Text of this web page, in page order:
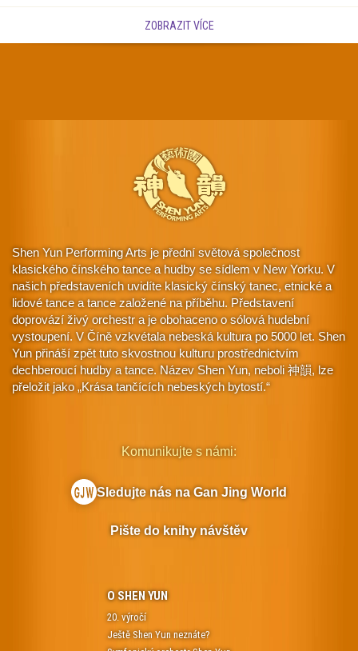
ZOBRAZIT VÍCE
Shen Yun Performing Arts je přední světová společnost
klasického čínského tance a hudby se sídlem v New Yorku. V
našich představeních uvidíte klasický čínský tanec, etnické a
lidové tance a tance založené na příběhu. Představení
doprovází živý orchestr a je obohaceno o sólová hudební
vystoupení. V Číně vzkvétala nebeská kultura po 5000 let. Shen
Yun přináší zpět tuto skvostnou kulturu prostřednictvím
dechberoucí hudby a tance. Název Shen Yun, neboli 神韻, lze
přeložit jako „Krása tančících nebeských bytostí.“
O SHEN YUN
20. výročí
Ještě Shen Yun neznáte?
Komunikujte s námi:
Sledujte nás na Gan Jing World
Pište do knihy návštěv